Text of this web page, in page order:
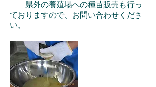
​ 県外の養殖場への種苗販売も行っ
ておりますので、お問い合わせくださ
い。